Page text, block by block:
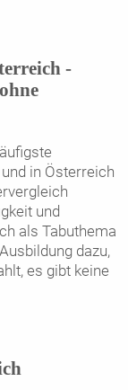
-
in Österreich
und
als Tabuthema
dazu,
es gibt keine